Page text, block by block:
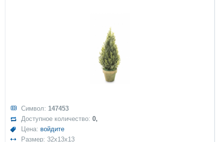
Символ: 147453
Доступное количество:0,
Цена: войдите
Размер: 32x13x13